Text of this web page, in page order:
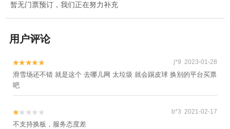
暂无门票预订，我们正在努力补充
用户评论

 j*9 2023-01-28
滑雪场还不错 就是这个 去哪儿网 太垃圾 就会踢皮球 换别的平台买票
吧

 b*3 2021-02-17
不支持换板，服务态度差